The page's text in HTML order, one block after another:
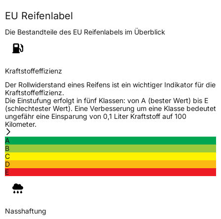
Schlauchtyp
ZustandNeureifen
EU Label
EffizienzD
Rollgeräusch (dB)
EU Reifenlabel
Die Bestandteile des EU Reifenlabels im Überblick
Kraftstoffeffizienz
Der Rollwiderstand eines Reifens ist ein wichtiger Indikator für die
Kraftstoffeffizienz.
Die Einstufung erfolgt in fünf Klassen: von A (bester Wert) bis E
(schlechtester Wert). Eine Verbesserung um eine Klasse bedeutet
ungefähr eine Einsparung von 0,1 Liter Kraftstoff auf 100
Kilometer.
A
B
C
D
E
Nasshaftung